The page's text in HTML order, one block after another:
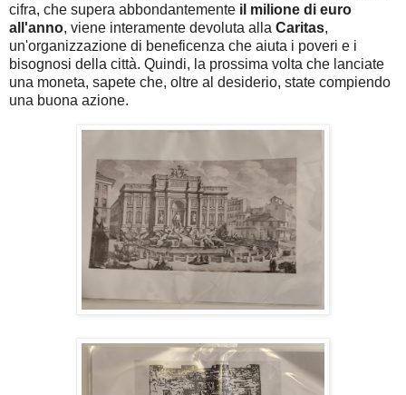
cifra, che supera abbondantemente il milione di euro
all'anno, viene interamente devoluta alla Caritas,
un'organizzazione di beneficenza che aiuta i poveri e i
bisognosi della città. Quindi, la prossima volta che lanciate
una moneta, sapete che, oltre al desiderio, state compiendo
una buona azione.